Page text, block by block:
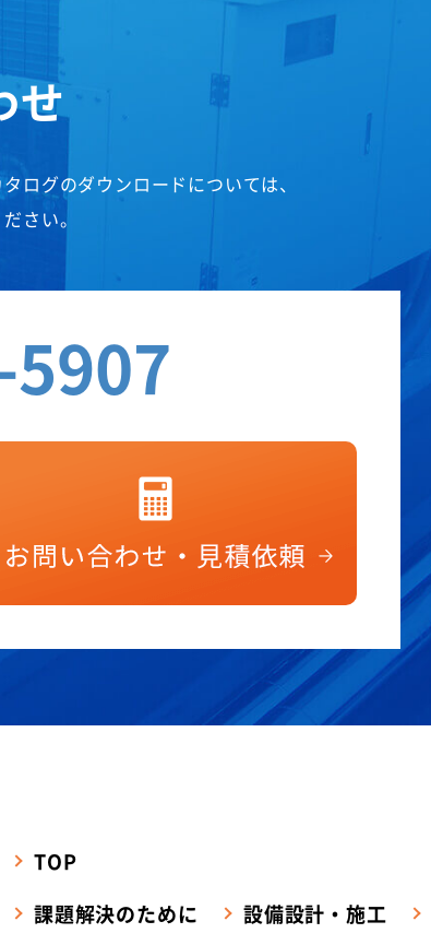
せ
ログのダウンロードについては、
さい。
TOP
課題解決のために
設備設計・施工